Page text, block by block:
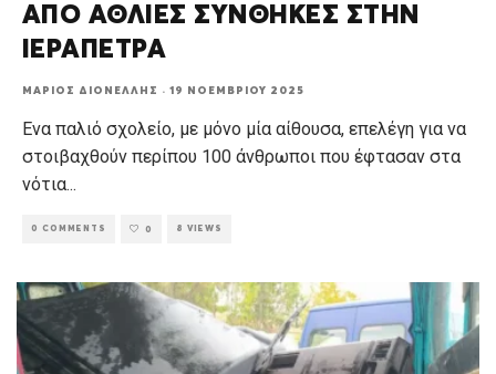
ΑΠΟ ΑΘΛΙΕΣ ΣΥΝΘΗΚΕΣ ΣΤΗΝ
ΙΕΡΑΠΕΤΡΑ
ΜΆΡΙΟΣ ΔΙΟΝΈΛΛΗΣ · 19 ΝΟΕΜΒΡΊΟΥ 2025
Ενα παλιό σχολείο, με μόνο μία αίθουσα, επελέγη για να
στοιβαχθούν περίπου 100 άνθρωποι που έφτασαν στα
νότια...
0 COMMENTS 0 8 VIEWS